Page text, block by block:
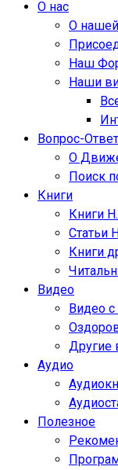
О нас
О
Наш
Наши
Вопрос-Ответ
О
Поиск
Книги
Книги
Статьи
Книги
Видео
Видео
Другие
Аудио
Полезное